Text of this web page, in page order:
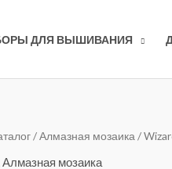
ДЛЯ ВЫШИВАНИЯ
/Алмазная мозаика /
Алмазная мозаика